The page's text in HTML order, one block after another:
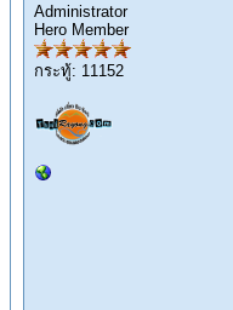
Administrator
Hero Member
กระทู้: 11152